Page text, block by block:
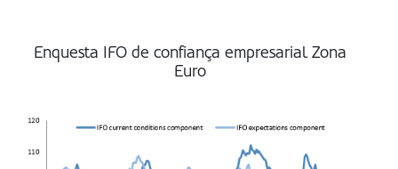
Enquesta IFO de confiança empresarial Zona
Euro